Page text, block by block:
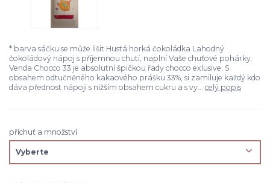
* barva sáčku se může lišit Hustá horká čokoládka Lahodný
čokoládový nápoj s příjemnou chutí, naplní Vaše chuťové pohárky.
Venda Chocco 33 je absolutní špičkou řady chocco exlusive. S
obsahem odtučněného kakaového prášku 33%, si zamiluje každý kdo
dáva přednost nápoji s nižším obsahem cukru a s vy... celý popis
příchuť a množství